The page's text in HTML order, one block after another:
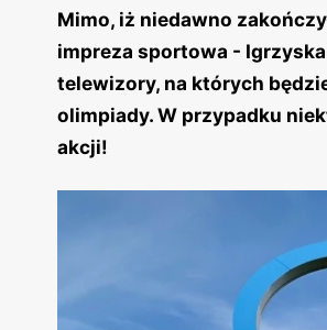
Mimo, iż niedawno
impreza sportowa -
telewizory, na których
olimpiady. W przypadku
akcji!